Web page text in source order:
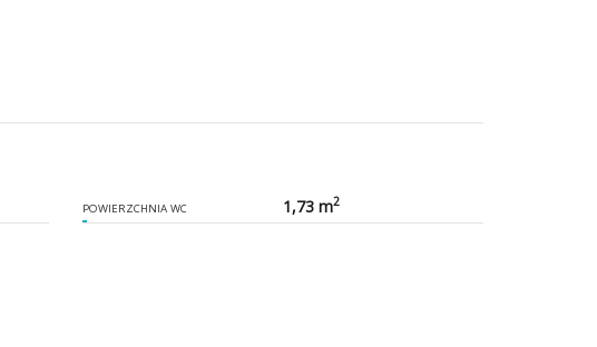
POWIERZCHNIA WC 1,73 m2